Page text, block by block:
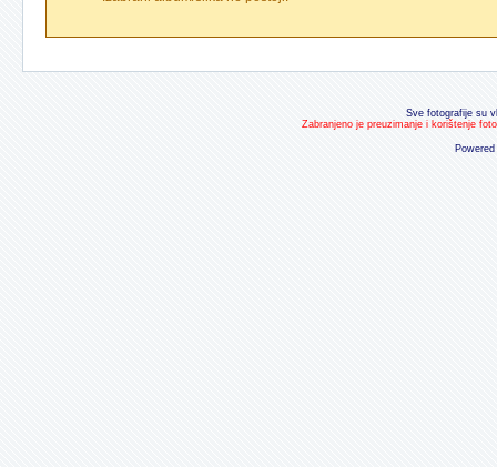
Sve fotografije su
Zabranjeno je preuzimanje i korištenje